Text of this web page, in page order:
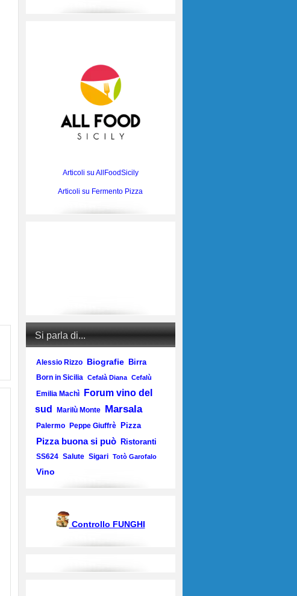
Articoli su AllFoodSicily
Articoli su Fermento Pizza
Si parla di...
Alessio Rizzo Biografie Birra
Born in Sicilia Cefalà Diana Cefalù
Emilia Machì
Forum vino del
sud
Marilù Monte Marsala
Palermo Peppe Giuffrè Pizza
Pizza buona si può Ristoranti
SS624 Salute Sigari Totò Garofalo
Vino
Controllo FUNGHI